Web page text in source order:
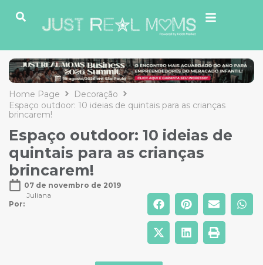
Home Page
Decoração
Espaço outdoor: 10 ideias de quintais para as crianças
brincarem!
Espaço outdoor: 10 ideias de
quintais para as crianças
brincarem!
07 de novembro de 2019
Por:
Juliana